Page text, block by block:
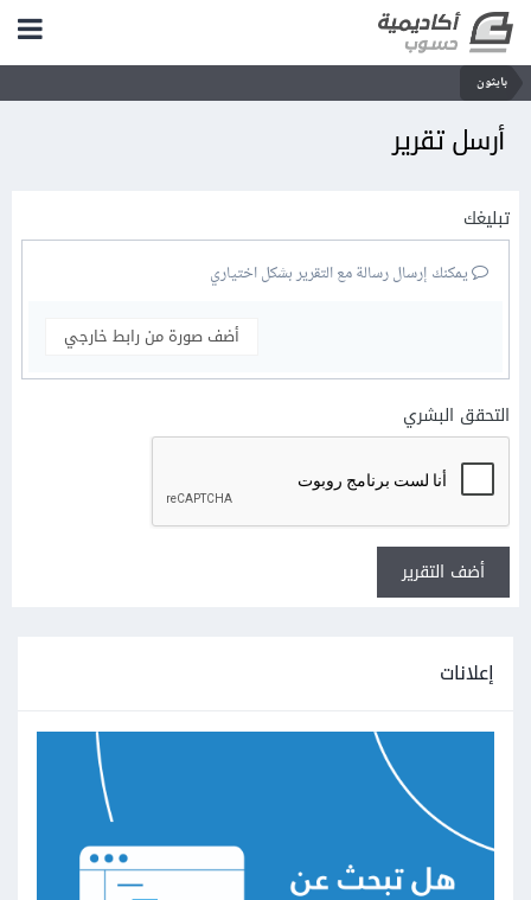
بايثون
أرسل تقرير
تبليغك
يمكنك إرسال رسالة مع التقرير بشكل اختياري
أضف صورة من رابط خارجي
التحقق البشري
أضف التقرير
إعلانات